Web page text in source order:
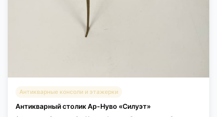
Антикварные консоли и этажерки
Антикварный столик Ар-Нуво «Силуэт»